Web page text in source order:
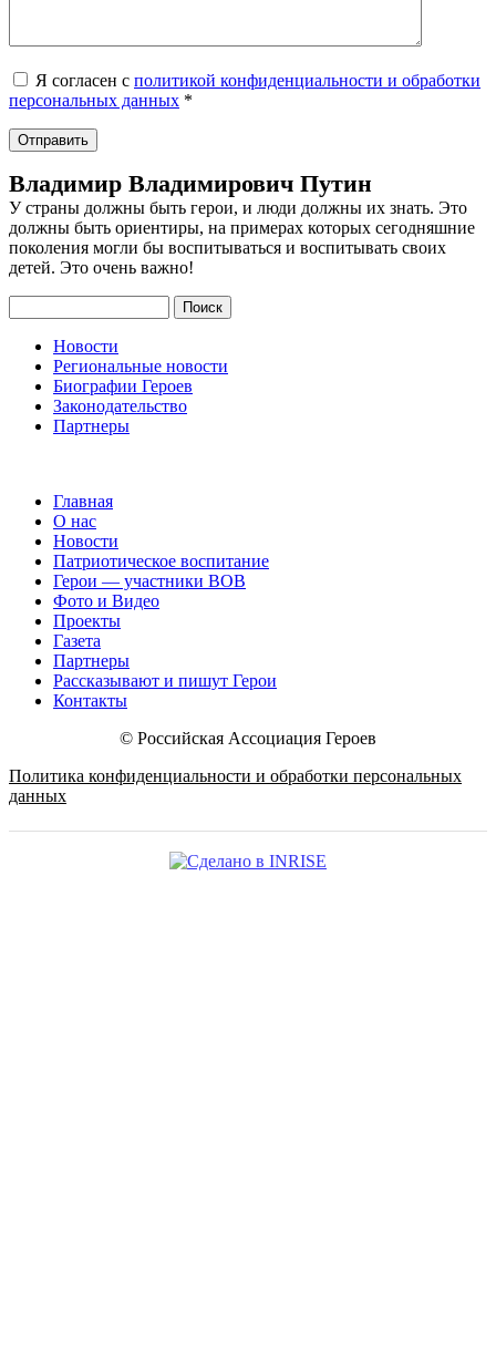
Я согласен с политикой конфиденциальности и обработки
персональных данных *
Владимир Владимирович Путин
У страны должны быть герои, и люди должны их знать. Это
должны быть ориентиры, на примерах которых сегодняшние
поколения могли бы воспитываться и воспитывать своих
детей. Это очень важно!
Поиск
Новости
Региональные новости
Биографии Героев
Законодательство
Партнеры
Главная
О нас
Новости
Патриотическое воспитание
Герои — участники ВОВ
Фото и Видео
Проекты
Газета
Партнеры
Рассказывают и пишут Герои
Контакты
© Российская Ассоциация Героев
Политика конфиденциальности и обработки персональных
данных